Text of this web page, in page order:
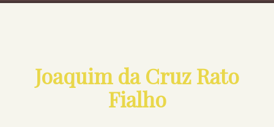
Joaquim da Cruz Rato
Fialho